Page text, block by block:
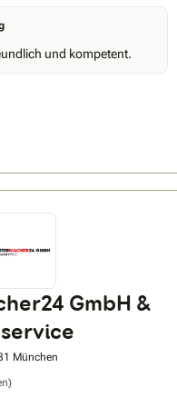
und kompetent.
GmbH &
München